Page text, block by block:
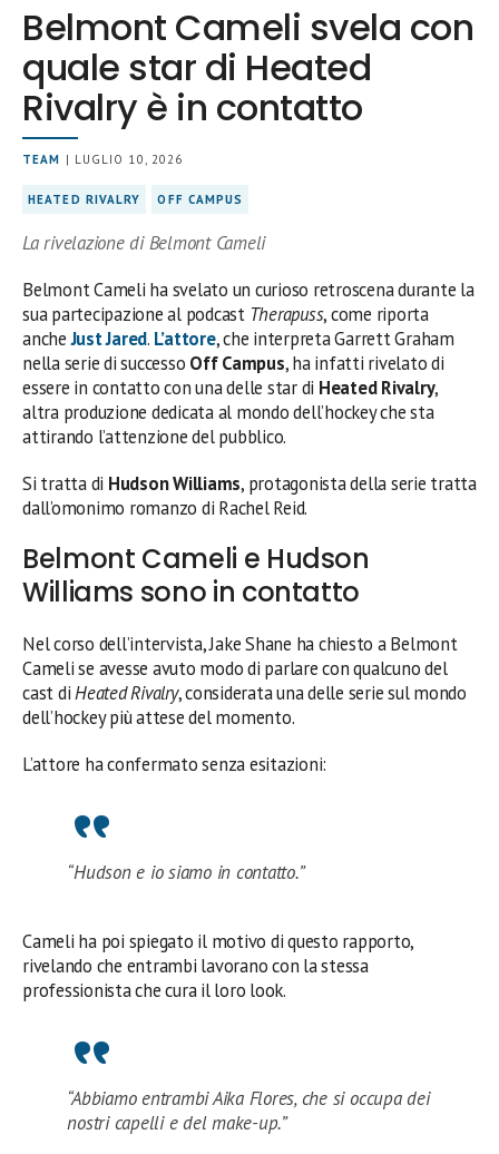
Belmont Cameli svela con
quale star di Heated
Rivalry è in contatto
TEAM | LUGLIO 10, 2026
HEATED RIVALRY OFF CAMPUS
La rivelazione di Belmont Cameli
Belmont Cameli ha svelato un curioso retroscena durante la
sua partecipazione al podcast Therapuss, come riporta
ancheJust Jared. L’attore, che interpreta Garrett Graham
nella serie di successo Off Campus, ha infatti rivelato di
essere in contatto con una delle star di Heated Rivalry,
altra produzione dedicata al mondo dell’hockey che sta
attirando l’attenzione del pubblico.
Si tratta di Hudson Williams, protagonista della serie tratta
dall’omonimo romanzo di Rachel Reid.
Belmont Cameli e Hudson
Williams sono in contatto
Nel corso dell’intervista, Jake Shane ha chiesto a Belmont
Cameli se avesse avuto modo di parlare con qualcuno del
cast diHeated Rivalry, considerata una delle serie sul mondo
dell’hockey più attese del momento.
L’attore ha confermato senza esitazioni:
“Hudson e io siamo in contatto.”
Cameli ha poi spiegato il motivo di questo rapporto,
rivelando che entrambi lavorano con la stessa
professionista che cura il loro look.
“Abbiamo entrambi Aika Flores, che si occupa dei
nostri capelli e del make-up.”